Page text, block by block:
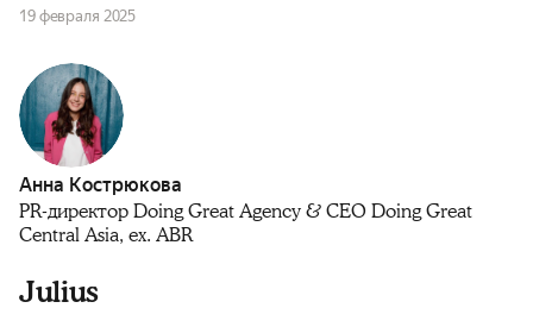
19 февраля 2025
Анна Кострюкова
PR-директор Doing Great Agency & CEO Doing Great
Central Asia, ex. ABR
Julius